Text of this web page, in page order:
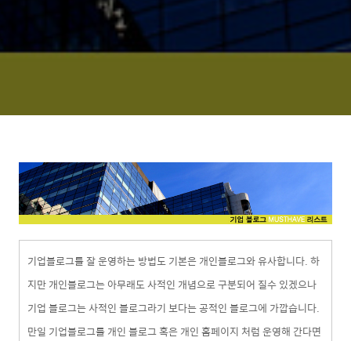
기업블로그를 잘 운영하는 방법도 기본은 개인블로그와 유사합니다. 하
지만 개인블로그는 아무래도 사적인 개념으로 구분되어 질수 있겠으나
기업 블로그는 사적인 블로그라기 보다는 공적인 블로그에 가깝습니다.
만일 기업블로그를 개인 블로그 혹은 개인 홈페이지 처럼 운영해 간다면